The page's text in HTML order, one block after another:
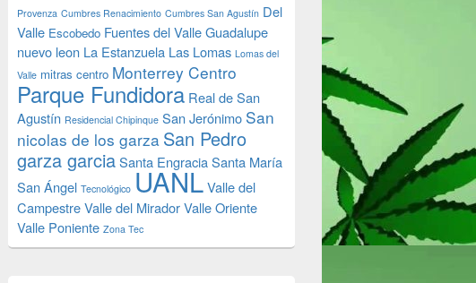
Provenza Cumbres Renacimiento Cumbres San Agustín Del
Valle Escobedo Fuentes del ValleGuadalupe
nuevo leon La Estanzuela Las Lomas Lomas del
Valle mitras centro Monterrey Centro
Parque Fundidora Real de San
Agustín Residencial Chipinque San Jerónimo San
nicolas de los garza San Pedro
garza garciaSanta EngraciaSanta María
San Ángel Tecnológico UANLValle del
CampestreValle del MiradorValle Oriente
Valle Poniente Zona Tec